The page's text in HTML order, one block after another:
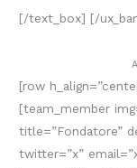
[/text_box] [/
[row
[team_member
title=”Fondatore”
twitter=”x”